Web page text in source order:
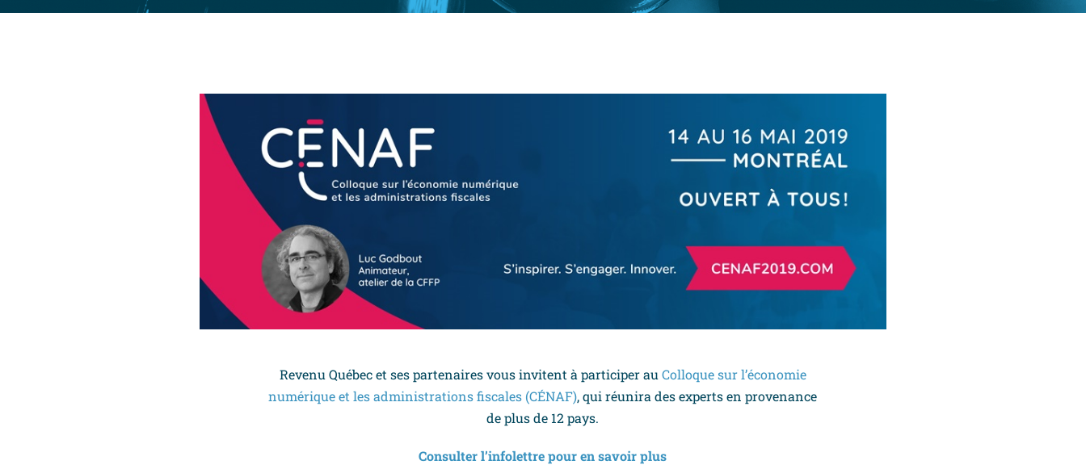
Revenu Québec et ses partenaires vous invitent à participer au Colloque sur l’économie
numérique et les administrations fiscales (CÉNAF), qui réunira des experts en provenance
de plus de 12 pays.
Consulter l’infolettre pour en savoir plus